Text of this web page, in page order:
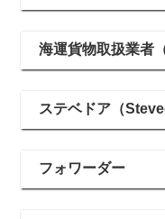
海運貨物取扱業者
ステベドア（
フォワーダー